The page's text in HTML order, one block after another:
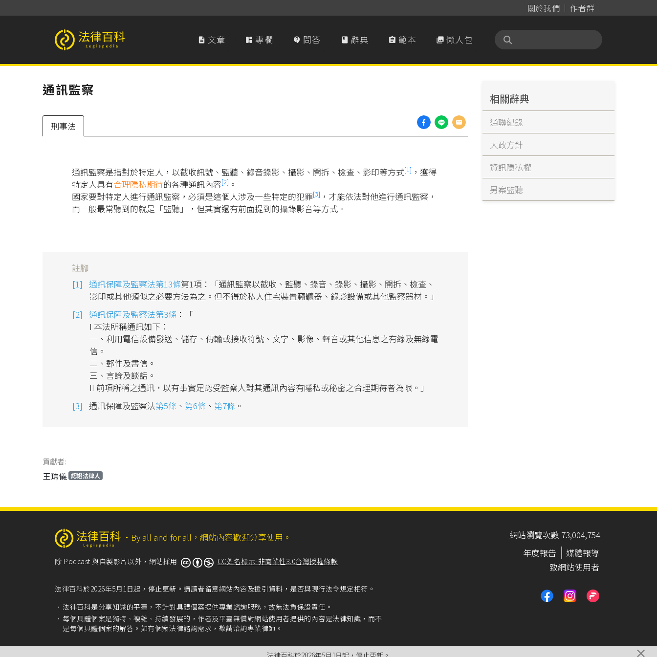
關於我們 作者群
法律百科 Legispedia  文章  專欄  問答  辭典  範本  懶人包
通訊監察
刑事法
通訊監察是指對於特定人，以截收訊號、監聽、錄音錄影、攝影、開拆、檢查、影印等方式[1] ，獲得
特定人具有合理隱私期待的各種通訊內容[2] 。
國家要對特定人進行通訊監察，必須是這個人涉及一些特定的犯罪[3] ，才能依法對他進行通訊監察，
而一般最常聽到的就是「監聽」，但其實還有前面提到的攝錄影音等方式。
註腳
通訊保障及監察法第13條第1項：「通訊監察以截收、監聽、錄音、錄影、攝影、開拆、檢查、
影印或其他類似之必要方法為之。但不得於私人住宅裝置竊聽器、錄影設備或其他監察器材。」
通訊保障及監察法第3條 ：「
I 本法所稱通訊如下：
一、利用電信設備發送、儲存、傳輸或接收符號、文字、影像、聲音或其他信息之有線及無線電
信。
二、郵件及書信。
三、言論及談話。
II 前項所稱之通訊，以有事實足認受監察人對其通訊內容有隱私或秘密之合理期待者為限。」
通訊保障及監察法第5條 、 第6條 、 第7條 。
貢獻者:
王琮儀 認證法律人
相關辭典
通聯紀錄
大政方針
資訊隱私權
另案監聽
‧ By all and for all，網站內容歡迎分享使用。
除 Podcast 與自製影片以外，網站採用 CC姓名標示-非商業性3.0台灣授權條款
法律百科於2026年5月1日起，停止更新。請讀者留意網站內容及援引資料，是否與現行法令規定相符。
法律百科是分享知識的平臺，不針對具體個案提供專業諮詢服務，故無法負保證責任。
每個具體個案是獨特、複雜、持續發展的，作者及平臺無償對網站使用者提供的內容是法律知識，而不
是每個具體個案的解答。如有個案法律諮詢需求，敬請洽詢專業律師。
網站瀏覽次數 73,004,754
年度報告
媒體報導
致網站使用者
法律百科於2026年5月1日起，停止更新。 ×